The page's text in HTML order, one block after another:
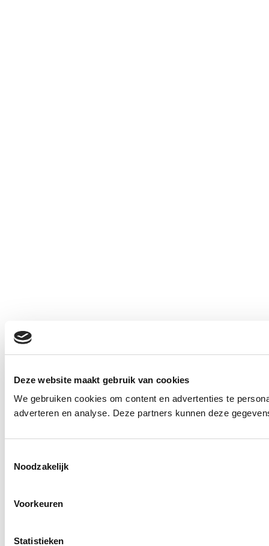
Deze website maakt gebruik van cookies
We gebruiken cookies om content en advertenties te
adverteren en analyse. Deze partners kunnen deze
Noodzakelijk
Voorkeuren
Statistieken